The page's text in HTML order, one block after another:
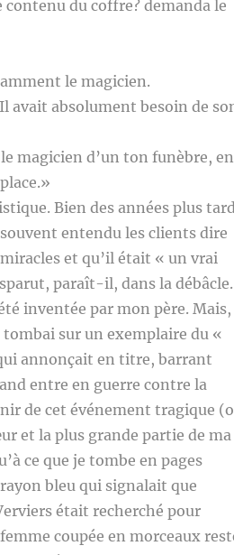
du coffre? demanda le
le magicien.
avait absolument besoin de
magicien d’un ton funèbre, en
Bien des années plus
entendu les clients dire
et qu’il était « un vrai
paraît-il, dans la débâcle.
inventée par mon père. Mais,
sur un exemplaire du «
annonçait en titre, barrant
entre en guerre contre la
de cet événement tragique
et la plus grande partie de ma
ce que je tombe en pages
bleu qui signalait que
était recherché pour
coupée en morceaux